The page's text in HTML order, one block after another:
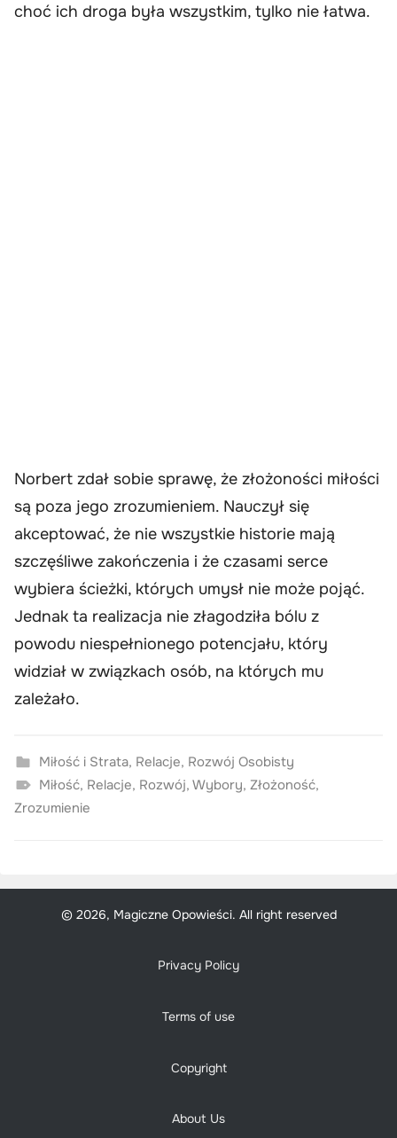
choć ich droga była wszystkim, tylko nie łatwa.
Norbert zdał sobie sprawę, że złożoności miłości
są poza jego zrozumieniem. Nauczył się
akceptować, że nie wszystkie historie mają
szczęśliwe zakończenia i że czasami serce
wybiera ścieżki, których umysł nie może pojąć.
Jednak ta realizacja nie złagodziła bólu z
powodu niespełnionego potencjału, który
widział w związkach osób, na których mu
zależało.
Miłość i Strata, Relacje, Rozwój Osobisty
Miłość, Relacje, Rozwój, Wybory, Złożoność,
Zrozumienie
© 2026, Magiczne Opowieści. All right reserved
Privacy Policy
Terms of use
Copyright
About Us